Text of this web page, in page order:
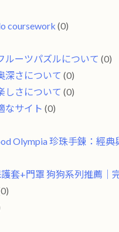
coursework (0)
ルーツパズルについて (0)
深さについて (0)
しさについて (0)
なサイト (0)
Olympia 珍珠手鍊：經典
套+門罩 狗狗系列推薦｜